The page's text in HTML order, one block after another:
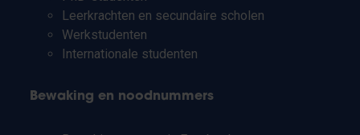
Leerkrachten en secundaire scholen
Werkstudenten
Internationale studenten
Bewaking en noodnummers